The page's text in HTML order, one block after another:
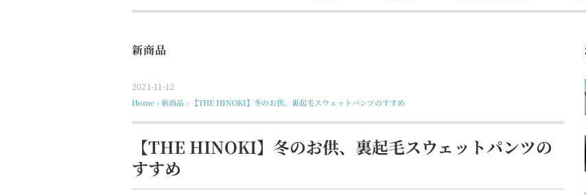
新商品
2021-11-12
Home › 新商品 › 【THE HINOKI】冬のお供、裏起毛スウェットパンツのすすめ
【THE HINOKI】冬のお供、裏起毛スウェットパンツの
すすめ